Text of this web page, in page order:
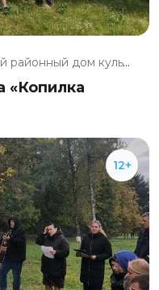
Бабынинский районный дом культ...
«Копилка
12+